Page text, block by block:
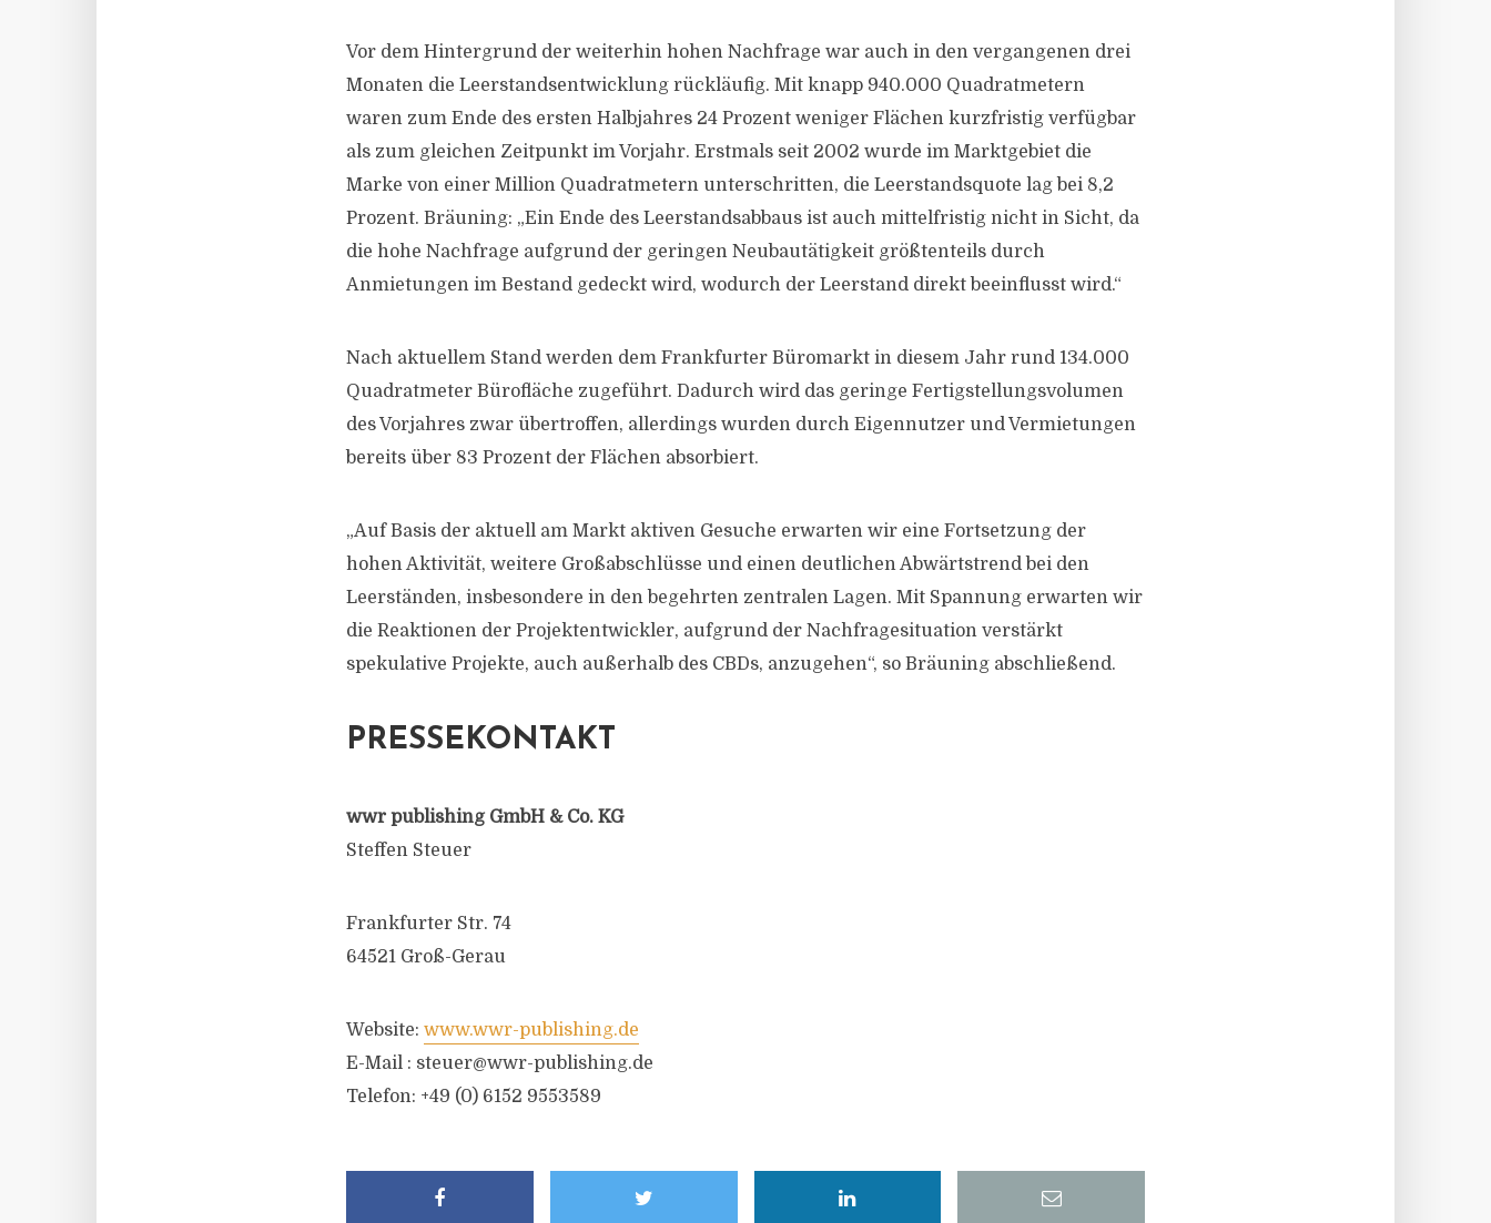
Vor dem Hintergrund der weiterhin hohen Nachfrage war auch in den vergangenen drei
Monaten die Leerstandsentwicklung rückläufig. Mit knapp 940.000 Quadratmetern
waren zum Ende des ersten Halbjahres 24 Prozent weniger Flächen kurzfristig verfügbar
als zum gleichen Zeitpunkt im Vorjahr. Erstmals seit 2002 wurde im Marktgebiet die
Marke von einer Million Quadratmetern unterschritten, die Leerstandsquote lag bei 8,2
Prozent. Bräuning: „Ein Ende des Leerstandsabbaus ist auch mittelfristig nicht in Sicht, da
die hohe Nachfrage aufgrund der geringen Neubautätigkeit größtenteils durch
Anmietungen im Bestand gedeckt wird, wodurch der Leerstand direkt beeinflusst wird.“
Nach aktuellem Stand werden dem Frankfurter Büromarkt in diesem Jahr rund 134.000
Quadratmeter Bürofläche zugeführt. Dadurch wird das geringe Fertigstellungsvolumen
des Vorjahres zwar übertroffen, allerdings wurden durch Eigennutzer und Vermietungen
bereits über 83 Prozent der Flächen absorbiert.
„Auf Basis der aktuell am Markt aktiven Gesuche erwarten wir eine Fortsetzung der
hohen Aktivität, weitere Großabschlüsse und einen deutlichen Abwärtstrend bei den
Leerständen, insbesondere in den begehrten zentralen Lagen. Mit Spannung erwarten wir
die Reaktionen der Projektentwickler, aufgrund der Nachfragesituation verstärkt
spekulative Projekte, auch außerhalb des CBDs, anzugehen“, so Bräuning abschließend.
PRESSEKONTAKT
wwr publishing GmbH & Co. KG
Steffen Steuer
Frankfurter Str. 74
64521 Groß-Gerau
Website: www.wwr-publishing.de
E-Mail : steuer@wwr-publishing.de
Telefon: +49 (0) 6152 9553589